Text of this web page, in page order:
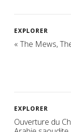
EXPLORER
« The Mews,
EXPLORER
Ouverture du